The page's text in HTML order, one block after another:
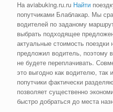
На aviabuking.ru.ru Найти
попутчиками Блаблакар. Мы
водителей по заданому
выбрать подходящее
актуальные стоимость
предложил водитель, поэтому
не будете переплачивать.
это выгодно как водителю, так
попутчики фактически
позволяет существенно
быстро добраться до места